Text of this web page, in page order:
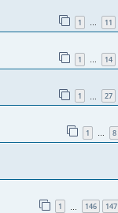
1 … 11
1 … 14
1 27
1 … 8
1 146 147